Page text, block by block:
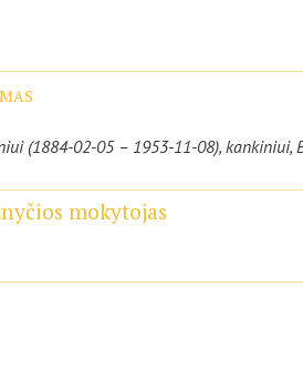
(1884-02-05 – 1953-11-08), kankiniui,
mokytojas